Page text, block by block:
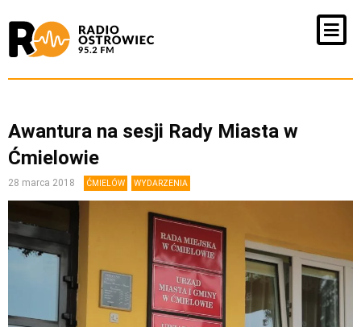
Awantura na sesji Rady Miasta w
Ćmielowie
28 marca 2018 ĆMIELÓW WYDARZENIA